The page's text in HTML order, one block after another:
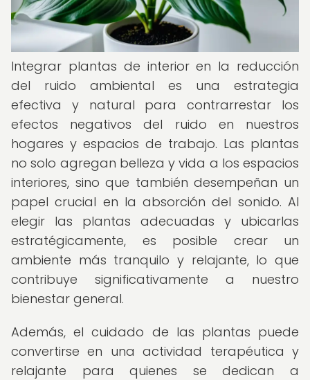
Integrar plantas de interior en la reducción
del ruido ambiental es una estrategia
efectiva y natural para contrarrestar los
efectos negativos del ruido en nuestros
hogares y espacios de trabajo. Las plantas
no solo agregan belleza y vida a los espacios
interiores, sino que también desempeñan un
papel crucial en la absorción del sonido. Al
elegir las plantas adecuadas y ubicarlas
estratégicamente, es posible crear un
ambiente más tranquilo y relajante, lo que
contribuye significativamente a nuestro
bienestar general.
Además, el cuidado de las plantas puede
convertirse en una actividad terapéutica y
relajante para quienes se dedican a